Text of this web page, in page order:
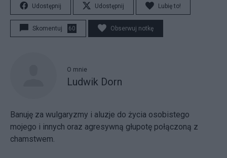
Udostępnij Udostępnij Lubię to!
Skomentuj 60 Obserwuj notkę
O mnie
Ludwik Dorn
Banuję za wulgaryzmy i aluzje do życia osobistego
mojego i innych oraz agresywną głupotę połączoną z
chamstwem.